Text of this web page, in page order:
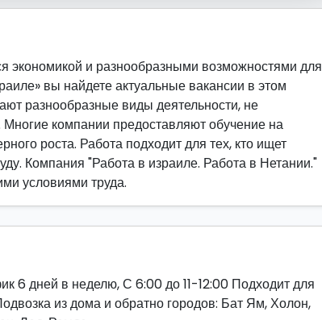
и разнообразными возможностями для
вы найдете актуальные вакансии в этом
разнообразные виды деятельности, не
компании предоставляют обучение на
роста. Работа подходит для тех, кто ищет
Компания "Работа в израиле. Работа в Нетании."
условиями труда.
6 дней в неделю, С 6:00 до 11-12:00 Подходит для
из дома и обратно городов: Бат Ям, Холон,